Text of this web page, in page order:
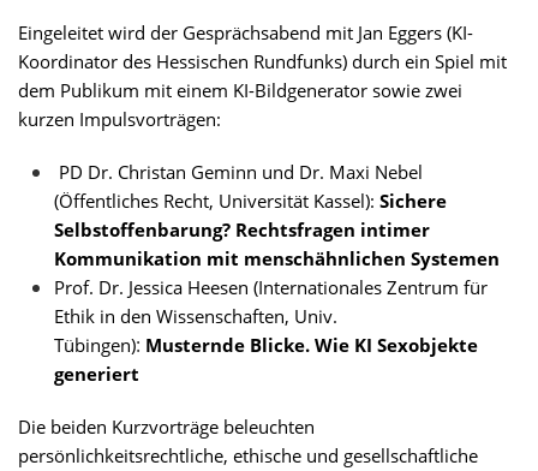
Eingeleitet wird der Gesprächsabend mit Jan Eggers (KI-
Koordinator des Hessischen Rundfunks) durch ein Spiel mit
dem Publikum mit einem KI-Bildgenerator sowie zwei
kurzen Impulsvorträgen:
PD Dr. Christan Geminn und Dr. Maxi Nebel
(Öffentliches Recht, Universität Kassel): Sichere
Selbstoffenbarung? Rechtsfragen intimer
Kommunikation mit menschähnlichen Systemen
Prof. Dr. Jessica Heesen (Internationales Zentrum für
Ethik in den Wissenschaften, Univ.
Tübingen): Musternde Blicke. Wie KI Sexobjekte
generiert
Die beiden Kurzvorträge beleuchten
persönlichkeitsrechtliche, ethische und gesellschaftliche